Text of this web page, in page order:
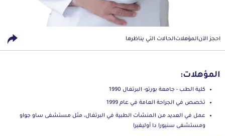
احجز الآنالمؤهلاتالحالات التي يناظرها
المؤهلات:
كلية الطب - جامعة بورتو- البرتغال 1990
تخصص في الجراحة العامة في عام 1999
عمل في العديد من المنشآت الطبية في البرتغال، مثل مستشفى ساو جواو
ومستشفى سنيورا دا أوليفيرا